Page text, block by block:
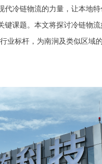
代冷链物流的力量，让本地
课题。本文将探讨冷链物流
业标杆，为南涧及类似区域